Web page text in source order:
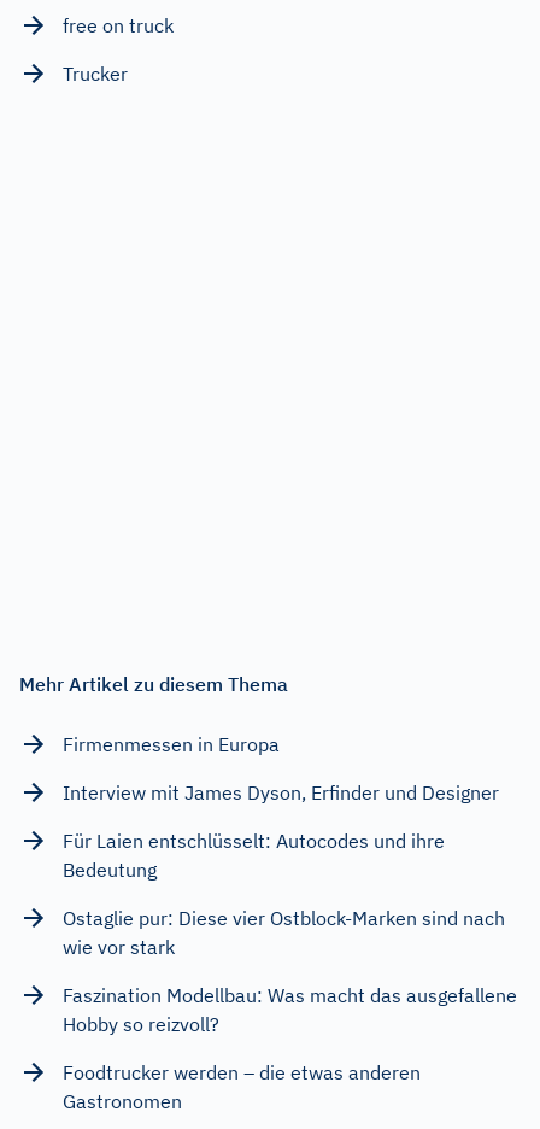
free on truck
Trucker
Mehr Artikel zu diesem Thema
Firmenmessen in Europa
Interview mit James Dyson, Erfinder und Designer
Für Laien entschlüsselt: Autocodes und ihre
Bedeutung
Ostaglie pur: Diese vier Ostblock-Marken sind nach
wie vor stark
Faszination Modellbau: Was macht das ausgefallene
Hobby so reizvoll?
Foodtrucker werden – die etwas anderen
Gastronomen